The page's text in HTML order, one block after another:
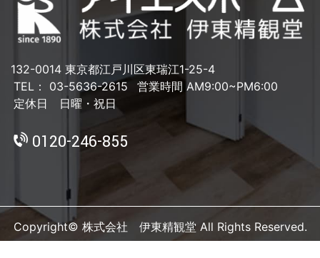
132-0014 東京都江戸川区東瑞江1-25-4
TEL： 03-5636-2615
営業時間 AM9:00~PM6:00
定休日 日曜・祝日
0120-246-855
Copyright© 株式会社 伊東精観堂 All Rights Reserved.